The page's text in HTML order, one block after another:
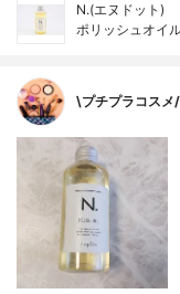
N.(エヌドット)
ポリッシュオイ
\プチプラコスメ/